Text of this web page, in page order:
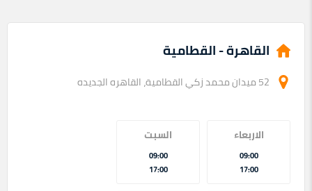
القاهرة - القطامية
52 ميدان محمد زكي القطامية، القاهره الجديده
الاربعاء
09:00
17:00
السبت
09:00
17:00